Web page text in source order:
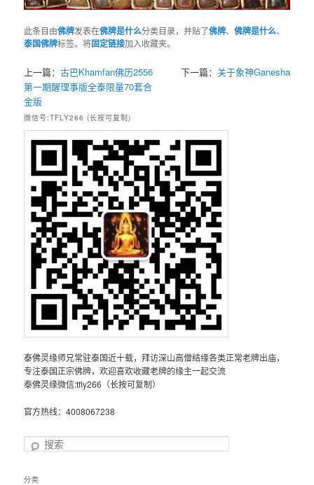
此条目由佛牌发表在佛牌是什么分类目录，并贴了佛牌、佛牌是什么、
泰国佛牌标签。将固定链接加入收藏夹。
上一篇：古巴Khamfan佛历2556
第一期醒理事版全泰限量70套合
金版
下一篇： 关于象神Ganesha
微信号:TFLY266 (长按可复制)
泰佛灵缘师兄常驻泰国近十载，拜访深山高僧结缘各类正常老牌出庙，
专注泰国正宗佛牌，欢迎喜欢收藏老牌的缘主一起交流
泰佛灵缘微信:tfly266（长按可复制）
官方热线：4008067238
搜
分类